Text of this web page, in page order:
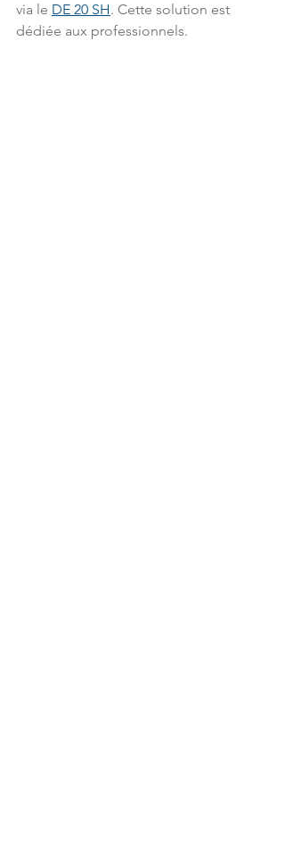
via le DE 20 SH. Cette solution est
dédiée aux professionnels.